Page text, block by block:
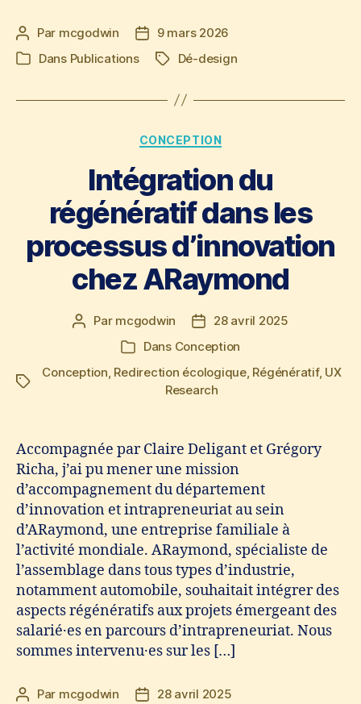
Auteur
de
l’article
Par mcgodwin
Date
l’article
9 mars 2026
Catégories
Dans Publications Étiquettes
Dé-design
Catégories
CONCEPTION
Intégration du
régénératif dans les
processus d’innovation
chez ARaymond
Auteur
Par mcgodwin
Date
l’article
28 avril 2025
Catégories
Dans Conception
Étiquettes
Conception, Redirection écologique, Régénératif, UX
Research
Accompagnée par Claire Deligant et Grégory
Richa, j’ai pu mener une mission
d’accompagnement du département
d’innovation et intrapreneuriat au sein
d’ARaymond, une entreprise familiale à
l’activité mondiale. ARaymond, spécialiste de
l’assemblage dans tous types d’industrie,
notamment automobile, souhaitait intégrer des
aspects régénératifs aux projets émergeant des
salarié·es en parcours d’intrapreneuriat. Nous
sommes intervenu·es sur les […]
Auteur
Par mcgodwin
Date28 avril 2025